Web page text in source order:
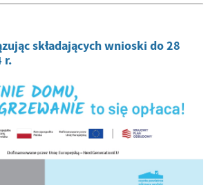
składających wnioski do 28
r.